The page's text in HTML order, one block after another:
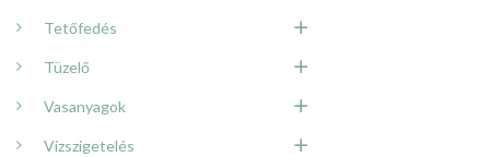
Tetőfedés
Tüzelő
Vasanyagok
Vízszigetelés